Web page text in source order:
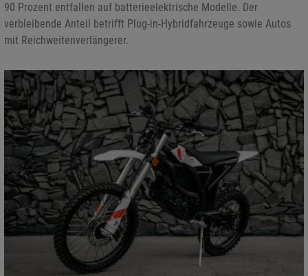
90 Prozent entfallen auf batterieelektrische Modelle. Der
verbleibende Anteil betrifft Plug-in-Hybridfahrzeuge sowie Autos
mit Reichweitenverlängerer.